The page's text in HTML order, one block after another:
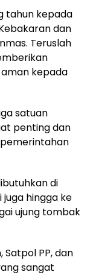
tahun kepada
dan
Teruslah
kepada
satuan
penting dan
di
hingga ke
ujung tombak
PP, dan
sangat